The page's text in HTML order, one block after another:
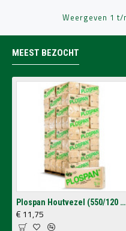
Weergeven 1
MEEST BEZOCHT
Plospan Houtvezel (550/120 Ltr.)
€ 11,75